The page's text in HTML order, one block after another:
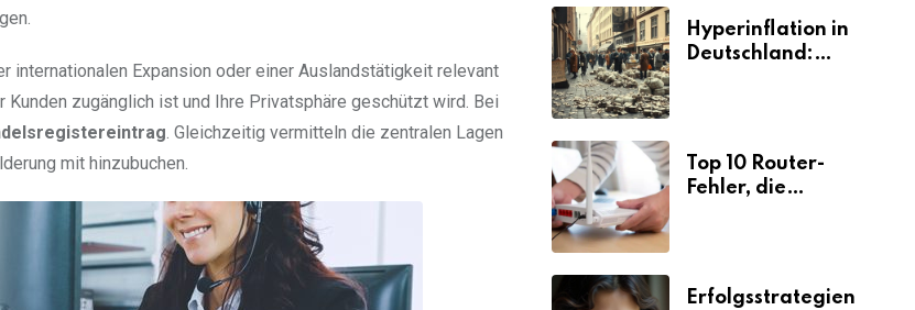
internationalen Expansion oder einer Auslandstätigkeit relevant
zugänglich ist und Ihre Privatsphäre geschützt wird. Bei
. Gleichzeitig vermitteln die zentralen Lagen
mit hinzubuchen.
Hyperinflation in
Deutschland:
Top 10 Router-
Fehler, die
Erfolgsstrategien